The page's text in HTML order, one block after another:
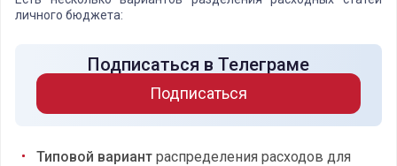
личного бюджета:
Подписаться в Телеграме
Подписаться
Типовой вариант распределения расходов для